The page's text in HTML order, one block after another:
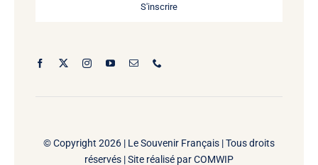
S'inscrire
© Copyright 2026 | Le Souvenir Français | Tous droits
réservés | Site réalisé parCOMWIP